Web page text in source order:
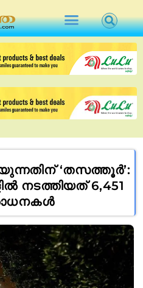
‘തസത്തൂർ’:
നടത്തിയത് 6,451